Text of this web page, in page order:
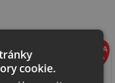
cookie.